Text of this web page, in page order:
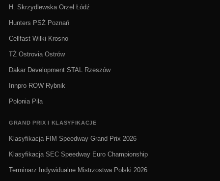
H. Skrzydlewska Orzeł Łódź
Hunters PSŻ Poznań
Cellfast Wilki Krosno
TŻ Ostrovia Ostrów
Dakar Development STAL Rzeszów
Innpro ROW Rybnik
Polonia Piła
GRAND PRIX I KLASYFIKACJE
Klasyfikacja FIM Speedway Grand Prix 2026
Klasyfikacja SEC Speedway Euro Championship
Terminarz Indywidualne Mistrzostwa Polski 2026